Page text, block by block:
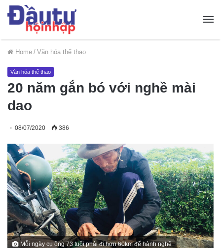
Home / Văn hóa thể thao
Văn hóa thể thao
20 năm gắn bó với nghề mài
dao
08/07/2020 386
Mỗi ngày cụ ông 73 tuổi phải đi hơn 60km để hành nghề